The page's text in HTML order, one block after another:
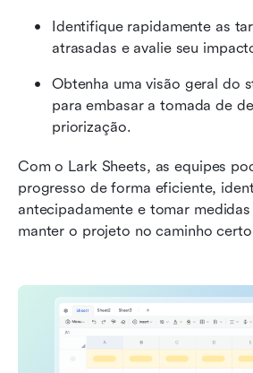
Identifique rapidamente as
atrasadas e avalie seu
Obtenha uma visão geral do
para embasar a tomada de
priorização.
Com o Lark Sheets, as equipes
progresso de forma eficiente,
antecipadamente e tomar
manter o projeto no caminho